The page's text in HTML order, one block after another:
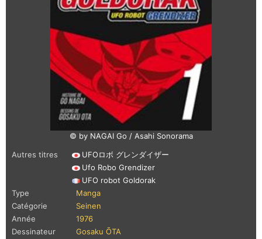
© by NAGAI Go / Asahi Sonorama
Autres titres
UFOロボ グレンダイザー
Ufo Robo Grendizer
UFO robot Goldorak
Type
Manga
Catégorie
Seinen
Année
1976
Dessinateur
Gosaku ŌTA